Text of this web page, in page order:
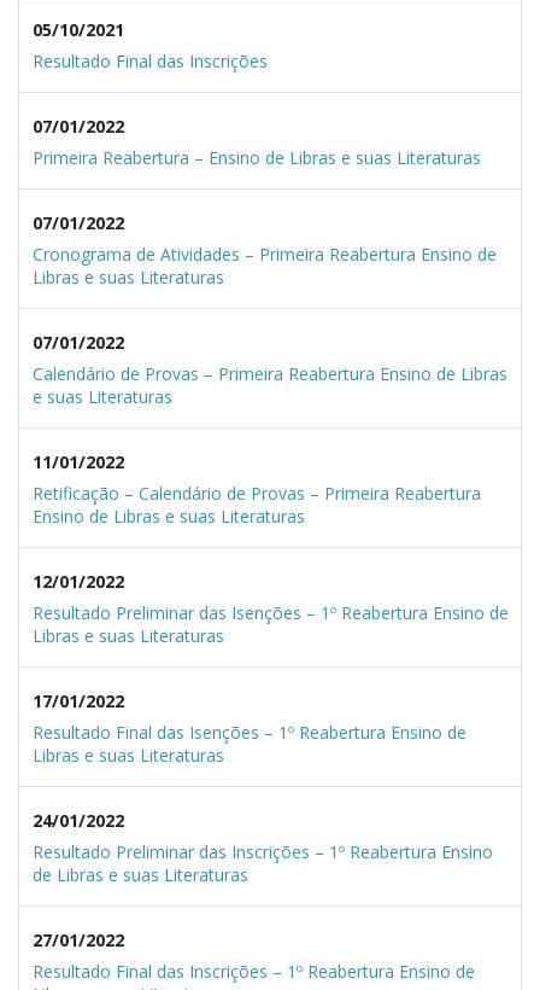
05/10/2021
Resultado Final das Inscrições
07/01/2022
Primeira Reabertura – Ensino de Libras e suas Literaturas
07/01/2022
Cronograma de Atividades – Primeira Reabertura Ensino de
Libras e suas Literaturas
07/01/2022
Calendário de Provas – Primeira Reabertura Ensino de Libras
e suas Literaturas
11/01/2022
Retificação – Calendário de Provas – Primeira Reabertura
Ensino de Libras e suas Literaturas
12/01/2022
Resultado Preliminar das Isenções – 1º Reabertura Ensino de
Libras e suas Literaturas
17/01/2022
Resultado Final das Isenções – 1º Reabertura Ensino de
Libras e suas Literaturas
24/01/2022
Resultado Preliminar das Inscrições – 1º Reabertura Ensino
de Libras e suas Literaturas
27/01/2022
Resultado Final das Inscrições – 1º Reabertura Ensino de